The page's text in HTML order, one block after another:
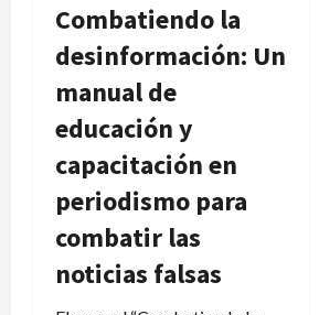
Combatiendo la
desinformación: Un
manual de
educación y
capacitación en
periodismo para
combatir las
noticias falsas